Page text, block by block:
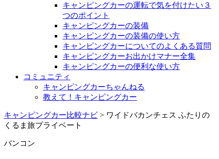
キャンピングカーの運転で気を付けたい３
つのポイント
キャンピングカーの装備
キャンピングカーの装備の使い方
キャンピングカーについてのよくある質問
キャンピングカーお出かけマナー全集
キャンピングカーの便利な使い方
コミュニティ
キャンピングカーちゃんねる
教えて！キャンピングカー
キャンピングカー比較ナビ > ワイドバカンチェス ふたりの
くるま旅プライベート
バンコン